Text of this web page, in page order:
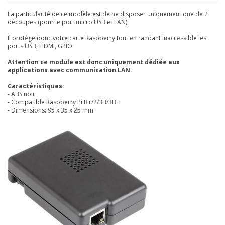
La particularité de ce modèle est de ne disposer uniquement que de 2
découpes (pour le port micro USB et LAN).
Il protège donc votre carte Raspberry tout en randant inaccessible les
ports USB, HDMI, GPIO.
Attention ce module est donc uniquement dédiée aux
applications avec communication LAN.
Caractéristiques:
- ABS noir
- Compatible Raspberry Pi B+/2/3B/3B+
- Dimensions: 95 x 35 x 25 mm